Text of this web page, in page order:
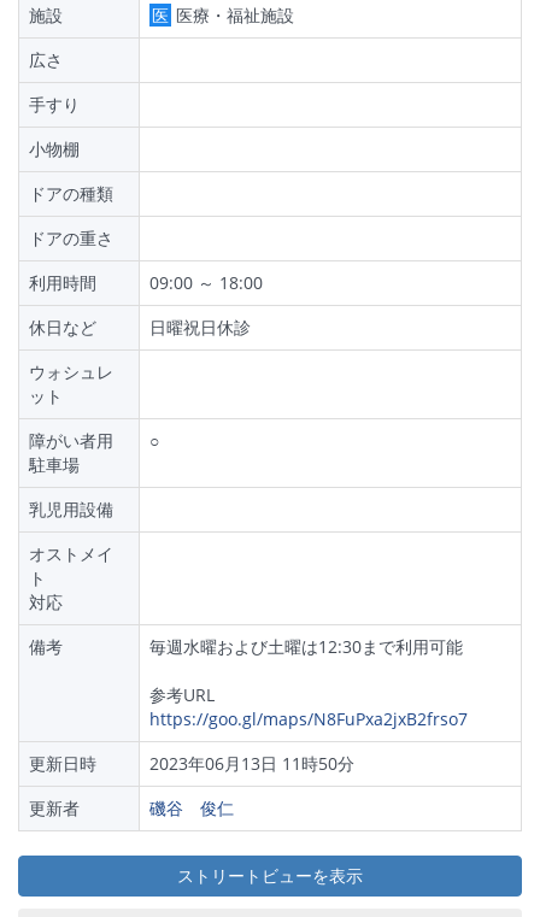
施設
医 医療・福祉施設
広さ
手すり
小物棚
ドアの種類
ドアの重さ
利用時間
09:00 ～ 18:00
休日など
日曜祝日休診
ウォシュレ
ット
障がい者用
駐車場
○
乳児用設備
オストメイ
ト
対応
備考
毎週水曜および土曜は12:30まで利用可能
参考URL
https://goo.gl/maps/N8FuPxa2jxB2frso7
更新日時
2023年06月13日 11時50分
更新者
磯谷 俊仁
ストリートビューを表示